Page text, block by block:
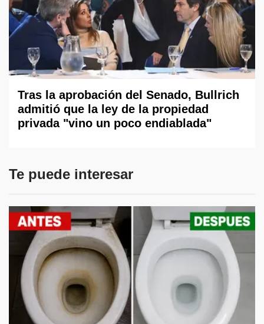
Tras la aprobación del Senado, Bullrich
admitió que la ley de la propiedad
privada "vino un poco endiablada"
Te puede interesar